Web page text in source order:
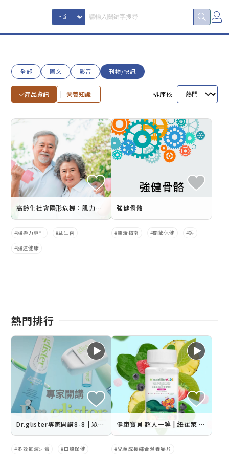
全部 圖文 影音 刊物/快訊
產品資訊 營養知識 排序依
高齡化社會隱形危機：肌力流失如何削弱行動力？
腸壽力專刊 益生菌
腸道健康
強健骨骼
靈活指南 關節保健 鈣
熱門排行
Dr.glister專家開講8-8 | 眾多專家共同推薦
多效氟潔牙膏 口腔保健
健康寶貝 超人一等 | 紐崔萊 兒童成長綜合營養嚼片
兒童成長綜合營養嚼片